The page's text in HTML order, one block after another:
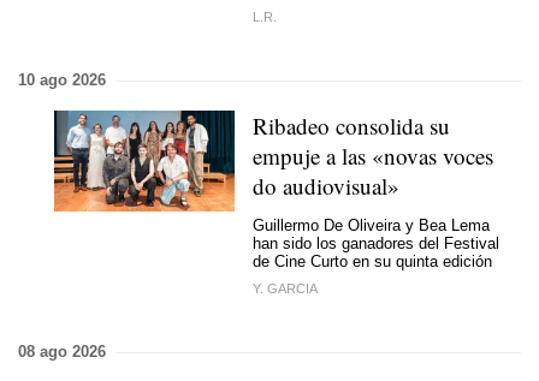
L.R.
10 ago 2026
Ribadeo consolida su
empuje a las «novas voces
do audiovisual»
Guillermo De Oliveira y Bea Lema
han sido los ganadores del Festival
de Cine Curto en su quinta edición
Y. GARCIA
08 ago 2026